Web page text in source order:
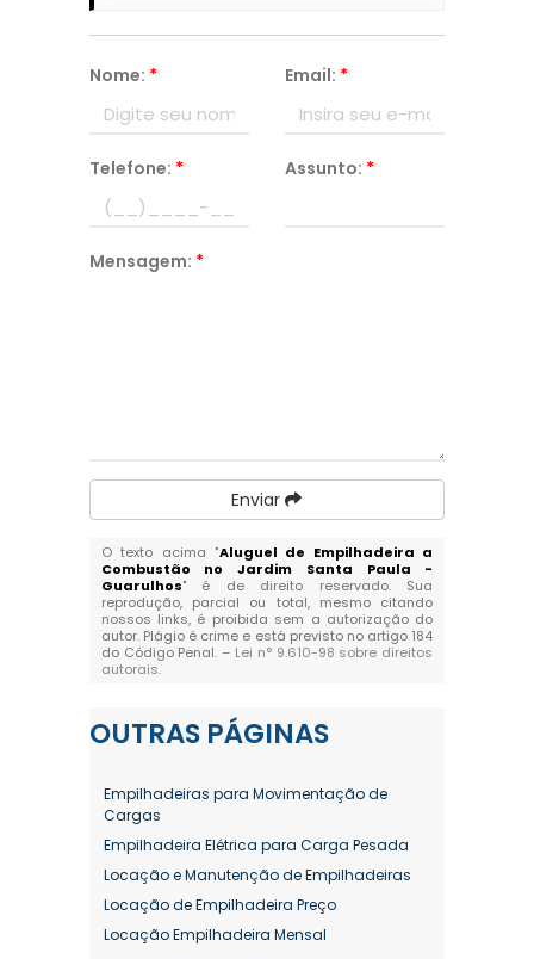
Nome: * Email: *
Telefone: * Assunto: *
Mensagem: *
Enviar
O texto acima "Aluguel de Empilhadeira a
Combustão no Jardim Santa Paula -
Guarulhos" é de direito reservado. Sua
reprodução, parcial ou total, mesmo citando
nossos links, é proibida sem a autorização do
autor. Plágio é crime e está previsto no artigo 184
do Código Penal. – Lei n° 9.610-98 sobre direitos
autorais.
OUTRAS PÁGINAS
Empilhadeiras para Movimentação de
Cargas
Empilhadeira Elétrica para Carga Pesada
Locação e Manutenção de Empilhadeiras
Locação de Empilhadeira Preço
Locação Empilhadeira Mensal